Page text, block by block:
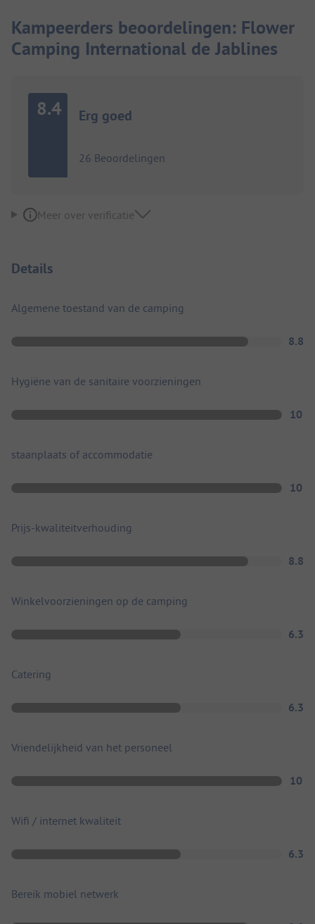
Kampeerders beoordelingen: Flower
Camping International de Jablines
8.4 Erg goed
26 Beoordelingen
Meer over verificatie
Details
Algemene toestand van de camping
8.8
Hygiëne van de sanitaire voorzieningen
10
staanplaats of accommodatie
10
Prijs-kwaliteitverhouding
8.8
Winkelvoorzieningen op de camping
6.3
Catering
6.3
Vriendelijkheid van het personeel
10
Wifi / internet kwaliteit
6.3
Bereik mobiel netwerk